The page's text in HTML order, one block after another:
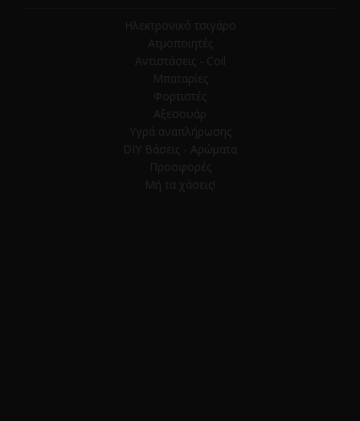
Ηλεκτρονικό τσιγάρο
Ατμοποιητές
Αντιστάσεις - Coil
Μπαταρίες
Φορτιστές
Αξεσουάρ
Υγρά αναπλήρωσης
DIY Βάσεις - Αρώματα
Προσφορές
Μή τα χάσεις!